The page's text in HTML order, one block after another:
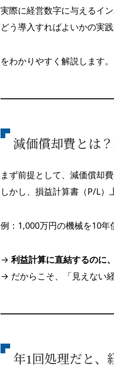
実際に経営数字に与えるイ
どう導入すればよいかの実
をわかりやすく解説します。
減価償却費とは
まず前提として、減価償却
しかし、損益計算書（P/L）
例：1,000万円の機械を10
→利益計算に直結するのに
→ だからこそ、「見えない
年1回処理だと、